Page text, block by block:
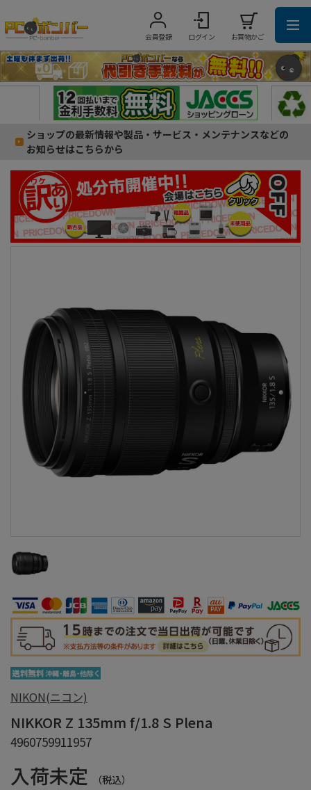
会員登録 ログイン お買物かご
ショップの最新情報や製品・サービス・メンテナンスなどの
お知らせはこちらから
NIKON(ニコン)
NIKKOR Z 135mm f/1.8 S Plena
4960759911957
入荷未定 （税込）